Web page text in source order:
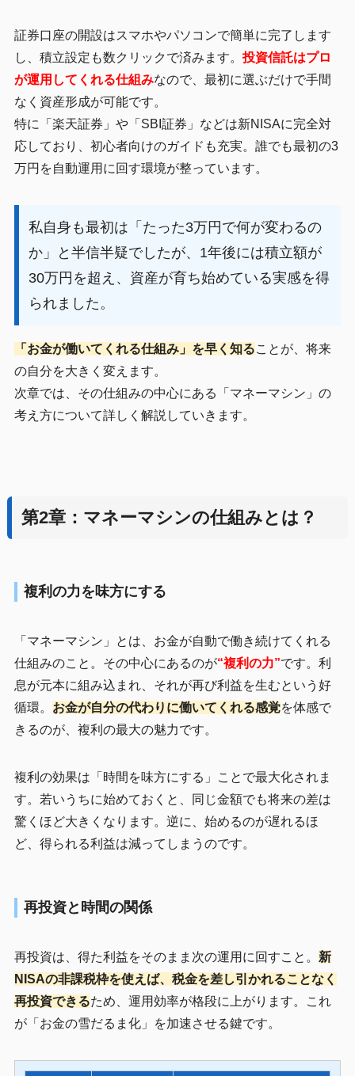
証券口座の開設はスマホやパソコンで簡単に完了します
し、積立設定も数クリックで済みます。投資信託はプロ
が運用してくれる仕組みなので、最初に選ぶだけで手間
なく資産形成が可能です。
特に「楽天証券」や「SBI証券」などは新NISAに完全対
応しており、初心者向けのガイドも充実。誰でも最初の3
万円を自動運用に回す環境が整っています。
私自身も最初は「たった3万円で何が変わるの
か」と半信半疑でしたが、1年後には積立額が
30万円を超え、資産が育ち始めている実感を得
られました。
「お金が働いてくれる仕組み」を早く知ることが、将来
の自分を大きく変えます。
次章では、その仕組みの中心にある「マネーマシン」の
考え方について詳しく解説していきます。
第2章：マネーマシンの仕組みとは？
複利の力を味方にする
「マネーマシン」とは、お金が自動で働き続けてくれる
仕組みのこと。その中心にあるのが“複利の力”です。利
息が元本に組み込まれ、それが再び利益を生むという好
循環。 お金が自分の代わりに働いてくれる感覚を体感で
きるのが、複利の最大の魅力です。
複利の効果は「時間を味方にする」ことで最大化されま
す。若いうちに始めておくと、同じ金額でも将来の差は
驚くほど大きくなります。逆に、始めるのが遅れるほ
ど、得られる利益は減ってしまうのです。
再投資と時間の関係
再投資は、得た利益をそのまま次の運用に回すこと。 新
NISAの非課税枠を使えば、税金を差し引かれることなく
再投資できるため、運用効率が格段に上がります。これ
が「お金の雪だるま化」を加速させる鍵です。